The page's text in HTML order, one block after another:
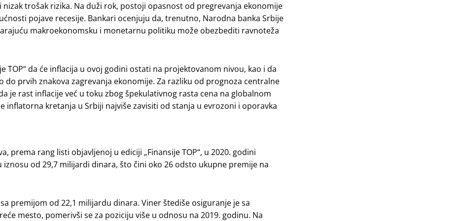
trošak rizika. Na duži rok, postoji opasnost od pregrevanja ekonomije
pojave recesije. Bankari ocenjuju da, trenutno, Narodna banka Srbije
makroekonomsku i monetarnu politiku može obezbediti ravnoteža
TOP“ da će inflacija u ovoj godini ostati na projektovanom nivou, kao i da
prvih znakova zagrevanja ekonomije. Za razliku od prognoza centralne
je rast inflacije već u toku zbog špekulativnog rasta cena na globalnom
inflatorna kretanja u Srbiji najviše zavisiti od stanja u evrozoni i oporavka
prema rang listi objavljenoj u ediciji „Finansije TOP“, u 2020. godini
od 29,7 milijardi dinara, što čini oko 26 odsto ukupne premije na
premijom od 22,1 milijardu dinara. Viner štediše osiguranje je sa
mesto, pomerivši se za poziciju više u odnosu na 2019. godinu. Na